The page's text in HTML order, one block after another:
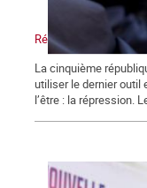
Répression, maître-
La cinquième
utiliser le dernier outil
l’être : la répression.